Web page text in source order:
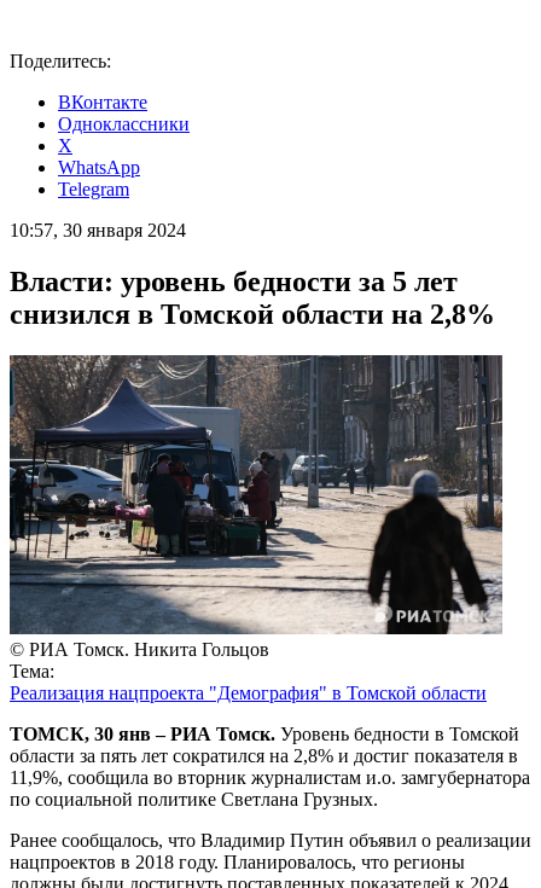
Поделитесь:
ВКонтакте
Одноклассники
X
WhatsApp
Telegram
10:57, 30 января 2024
Власти: уровень бедности за 5 лет
снизился в Томской области на 2,8%
© РИА Томск. Никита Гольцов
Тема:
Реализация нацпроекта "Демография" в Томской области
ТОМСК, 30 янв – РИА Томск. Уровень бедности в Томской
области за пять лет сократился на 2,8% и достиг показателя в
11,9%, сообщила во вторник журналистам и.о. замгубернатора
по социальной политике Светлана Грузных.
Ранее сообщалось, что Владимир Путин объявил о реализации
нацпроектов в 2018 году. Планировалось, что регионы
должны были достигнуть поставленных показателей к 2024